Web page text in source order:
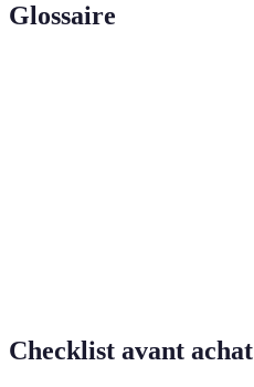
Glossaire
Checklist avant achat